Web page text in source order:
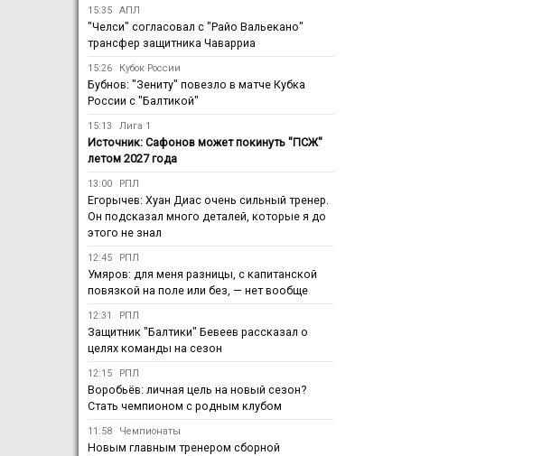
15:35 АПЛ
"Челси" согласовал с "Райо Вальекано"
трансфер защитника Чаварриа
15:26 Кубок России
Бубнов: "Зениту" повезло в матче Кубка
России с "Балтикой"
15:13 Лига 1
Источник: Сафонов может покинуть "ПСЖ"
летом 2027 года
13:00 РПЛ
Егорычев: Хуан Диас очень сильный тренер.
Он подсказал много деталей, которые я до
этого не знал
12:45 РПЛ
Умяров: для меня разницы, с капитанской
повязкой на поле или без, — нет вообще
12:31 РПЛ
Защитник "Балтики" Бевеев рассказал о
целях команды на сезон
12:15 РПЛ
Воробьёв: личная цель на новый сезон?
Стать чемпионом с родным клубом
11:58 Чемпионаты
Новым главным тренером сборной